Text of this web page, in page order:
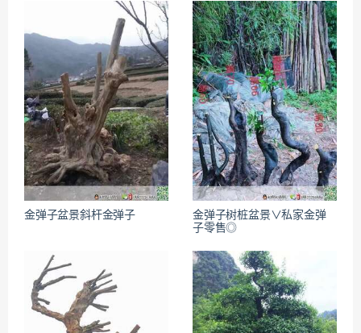
金弹子盆景斜杆金弹子
金弹子树桩盆景∨私家金弹
子零售◎